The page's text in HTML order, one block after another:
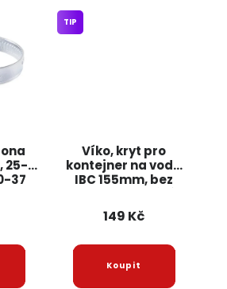
25-
37
Víko, kryt pro
kontejner na vodu
IBC 155mm, bez
odvzdušňování
TIP
149 Kč